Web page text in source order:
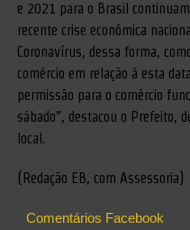
e 2021 para o Brasil
recente crise econômica
Coronavírus, dessa forma,
comércio em relação à esta
permissão para o comércio
sábado”, destacou o Prefeito,
local.
(Redação EB, com Assessoria)
Comentários Facebook